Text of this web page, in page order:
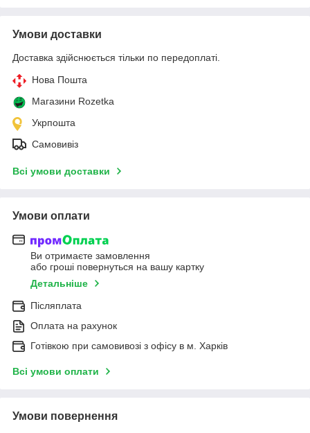
Умови доставки
Доставка здійснюється тільки по передоплаті.
Нова Пошта
Магазини Rozetka
Укрпошта
Самовивіз
Всі умови доставки
Умови оплати
Ви отримаєте замовлення
або гроші повернуться на вашу картку
Детальніше
Післяплата
Оплата на рахунок
Готівкою при самовивозі з офісу в м. Харків
Всі умови оплати
Умови повернення